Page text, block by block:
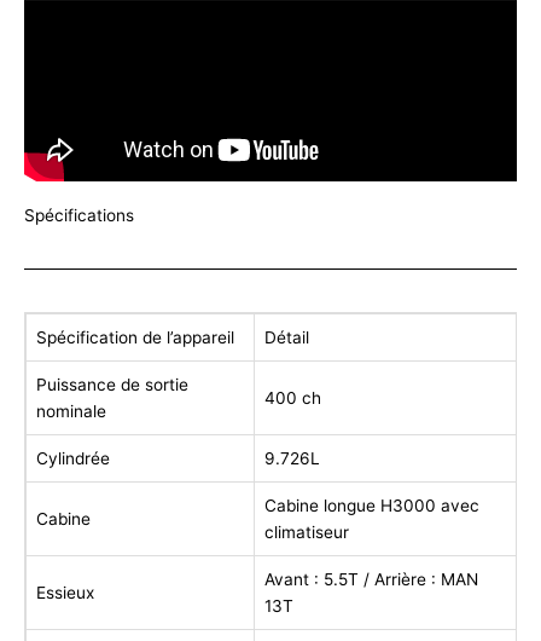
Spécifications
Spécification de l’appareil Détail
Puissance de sortie
nominale
400 ch
Cylindrée 9.726L
Cabine
Cabine longue H3000 avec
climatiseur
Essieux
Avant : 5.5T / Arrière : MAN
13T